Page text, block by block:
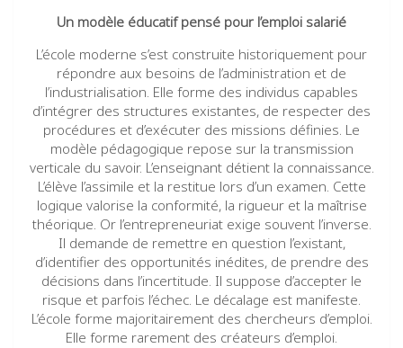
Un modèle éducatif pensé pour l’emploi salarié
L’école moderne s’est construite historiquement pour
répondre aux besoins de l’administration et de
l’industrialisation. Elle forme des individus capables
d’intégrer des structures existantes, de respecter des
procédures et d’exécuter des missions définies. Le
modèle pédagogique repose sur la transmission
verticale du savoir. L’enseignant détient la connaissance.
L’élève l’assimile et la restitue lors d’un examen. Cette
logique valorise la conformité, la rigueur et la maîtrise
théorique. Or l’entrepreneuriat exige souvent l’inverse.
Il demande de remettre en question l’existant,
d’identifier des opportunités inédites, de prendre des
décisions dans l’incertitude. Il suppose d’accepter le
risque et parfois l’échec. Le décalage est manifeste.
L’école forme majoritairement des chercheurs d’emploi.
Elle forme rarement des créateurs d’emploi.